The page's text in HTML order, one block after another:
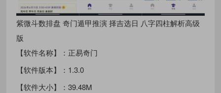
紫微斗数排盘 奇门遁甲推演 择吉选日 八字四柱解析高级
版
【软件名称】：正易奇门
【软件版本】：1.3.0
【软件大小】：39.48M